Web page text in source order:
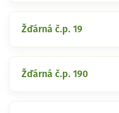
Žďárná č.p. 19
Žďárná č.p. 190